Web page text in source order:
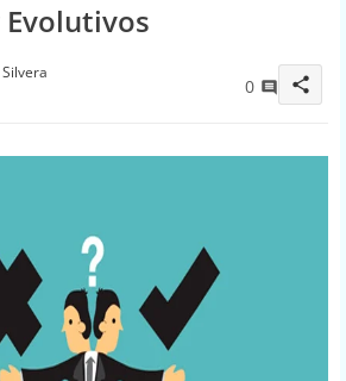
0 share